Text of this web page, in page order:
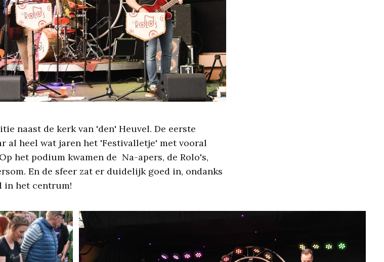
naast de kerk van 'den' Heuvel. De eerste
al heel wat jaren het 'Festivalletje' met vooral
het podium kwamen de Na-apers, de Rolo's,
En de sfeer zat er duidelijk goed in, ondanks
in het centrum!